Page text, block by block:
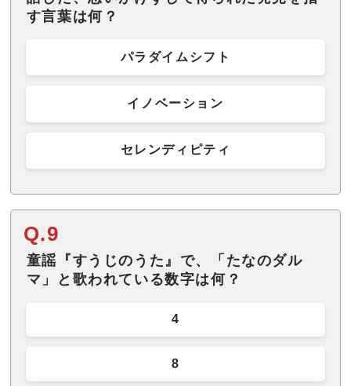
す言葉は何？
パラダイムシフト
イノベーション
セレンディピティ
Q.9
童謡『すうじのうた』で、「たなのダル
マ」と歌われている数字は何？
4
8